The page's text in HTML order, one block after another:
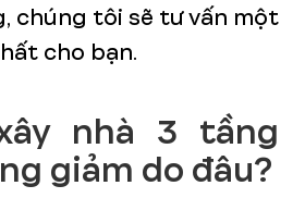
chúng tôi sẽ tư vấn một
cho bạn.
nhà 3 tầng
giảm do đâu?